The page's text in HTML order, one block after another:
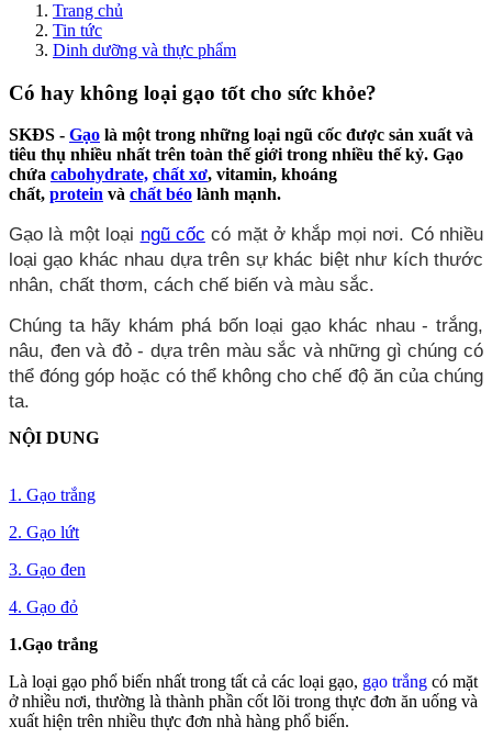
Trang chủ
Tin tức
Dinh dưỡng và thực phẩm
Có hay không loại gạo tốt cho sức khỏe?
SKĐS - Gạo là một trong những loại ngũ cốc được sản xuất và
tiêu thụ nhiều nhất trên toàn thế giới trong nhiều thế kỷ. Gạo
chứa cabohydrate, chất xơ, vitamin, khoáng
chất, protein và chất béo lành mạnh.
Gạo là một loại ngũ cốc có mặt ở khắp mọi nơi. Có nhiều
loại gạo khác nhau dựa trên sự khác biệt như kích thước
nhân, chất thơm, cách chế biến và màu sắc.
Chúng ta hãy khám phá bốn loại gạo khác nhau - trắng,
nâu, đen và đỏ - dựa trên màu sắc và những gì chúng có
thể đóng góp hoặc có thể không cho chế độ ăn của chúng
ta.
NỘI DUNG
1. Gạo trắng
2. Gạo lứt
3. Gạo đen
4. Gạo đỏ
1.Gạo trắng
Là loại gạo phổ biến nhất trong tất cả các loại gạo, gạo trắng có mặt
ở nhiều nơi, thường là thành phần cốt lõi trong thực đơn ăn uống và
xuất hiện trên nhiều thực đơn nhà hàng phổ biến.